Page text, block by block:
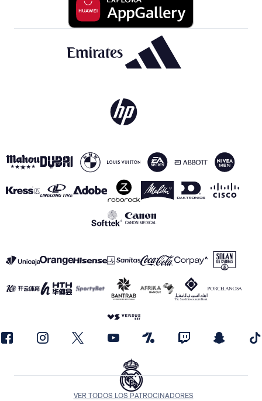
VER TODOS LOS PATROCINADORES